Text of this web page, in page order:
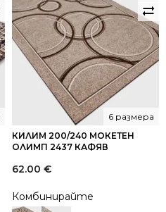
КИЛИМ 200/240 МОКЕТЕН
ОЛИМП 2437 КАФЯВ
6 размера
62.00 €
Комбинирайте